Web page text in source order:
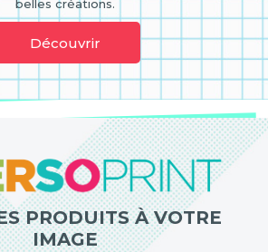
belles créations.
Découvrir
PRODUITS À VOTRE
IMAGE